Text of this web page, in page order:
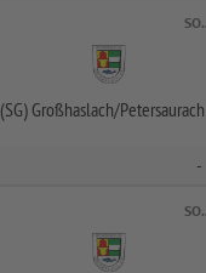
SO..
(SG) Großhaslach/
-
SO..